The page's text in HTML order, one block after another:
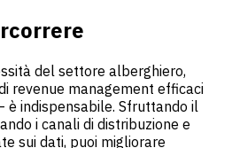
del settore alberghiero,
revenue management efficaci
è indispensabile. Sfruttando il
i canali di distribuzione e
sui dati, puoi migliorare